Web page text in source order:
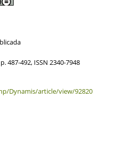
487-492, ISSN 2340-7948
Dynamis/article/view/92820